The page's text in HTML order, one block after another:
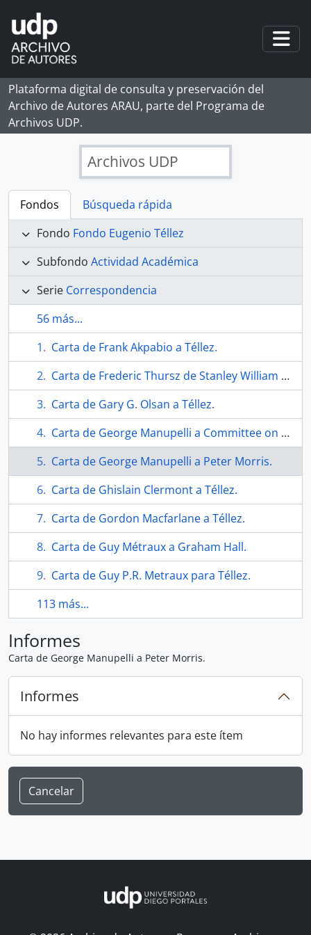
Skip to main content
Plataforma digital de consulta y preservación del
Archivo de Autores ARAU, parte del Programa de
Archivos UDP.
Archivos UDP
Fondos
Búsqueda rápida
Fondo Fondo Eugenio Téllez
Subfondo Actividad Académica
Serie Correspondencia
56 más...
Carta de Frank Akpabio a Téllez.
Carta de Frederic Thursz de Stanley William Hayter.
Carta de Gary G. Olsan a Téllez.
Carta de George Manupelli a Committee on Tenure and promition.
Carta de George Manupelli a Peter Morris.
Carta de Ghislain Clermont a Téllez.
Carta de Gordon Macfarlane a Téllez.
Carta de Guy Métraux a Graham Hall.
Carta de Guy P.R. Metraux para Téllez.
113 más...
Informes
Carta de George Manupelli a Peter Morris.
Informes
No hay informes relevantes para este ítem
Cancelar